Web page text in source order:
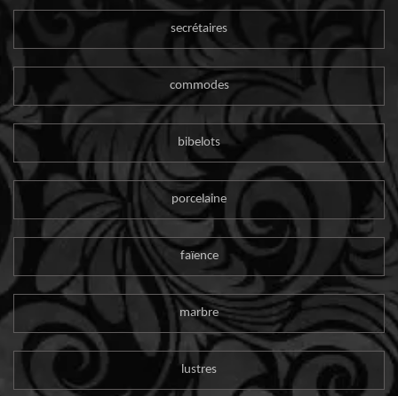
secrétaires
commodes
bibelots
porcelaine
faïence
marbre
lustres